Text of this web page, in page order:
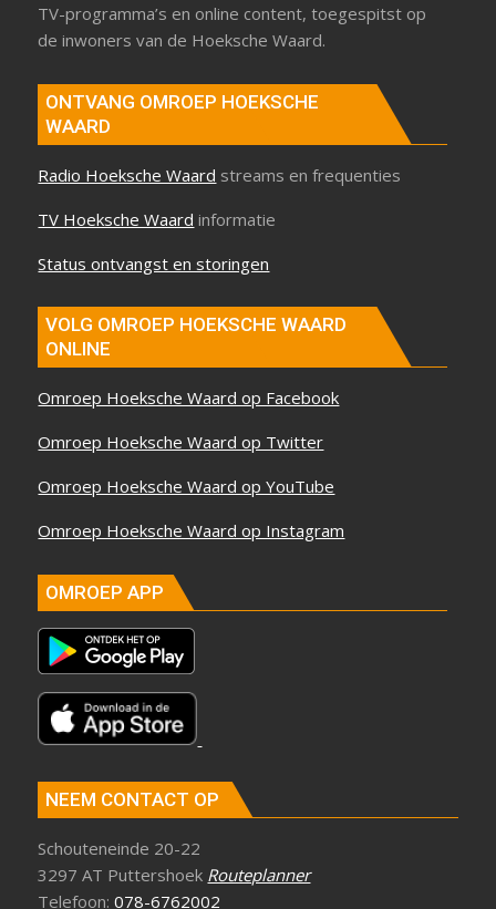
TV-programma’s en online content, toegespitst op
de inwoners van de Hoeksche Waard.
ONTVANG OMROEP HOEKSCHE
WAARD
Radio Hoeksche Waard streams en frequenties
TV Hoeksche Waard informatie
Status ontvangst en storingen
VOLG OMROEP HOEKSCHE WAARD
ONLINE
Omroep Hoeksche Waard op Facebook
Omroep Hoeksche Waard op Twitter
Omroep Hoeksche Waard op YouTube
Omroep Hoeksche Waard op Instagram
OMROEP APP
NEEM CONTACT OP
Schouteneinde 20-22
3297 AT Puttershoek Routeplanner
Telefoon:078-6762002